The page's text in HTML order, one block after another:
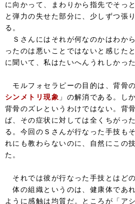
に向かって、まわりから指先でそっ
と弾力の失せた部分に、少しずつ張
る。
Ｓさんにはそれが何なのかはわか
ったのは悪いことではないと感じた
に聞いて、私はたいへんうれしかった
モルフォセラピーの目的は、背骨
シンメトリ現象 」の解消である。し
背骨のズレというわけではない。背
ば、その症状に対しては全くちがっ
る。今回のＳさんが行なった手技も
れにも教わらないのに、自然にこの
た。
それでは彼が行なった手技とはど
体の組織というのは、健康体であ
ように感触は均質だ。ところが「ア